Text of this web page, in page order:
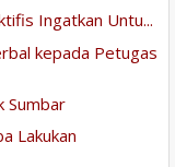
Ingatkan Untu...
kepada Petugas
Sumbar
Lakukan